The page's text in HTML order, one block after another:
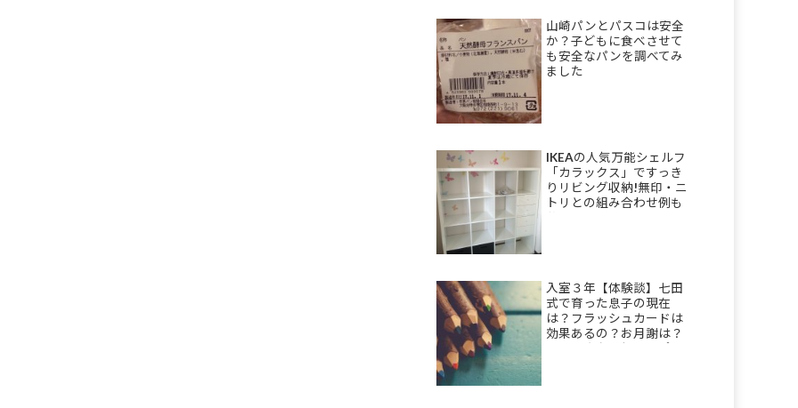
山崎パンとパスコは安全
か？子どもに食べさせて
も安全なパンを調べてみ
ました
IKEAの人気万能シェルフ
「カラックス」ですっき
りリビング収納!無印・ニ
トリとの組み合わせ例も
入室３年【体験談】七田
式で育った息子の現在
は？フラッシュカードは
効果あるの？お月謝は？